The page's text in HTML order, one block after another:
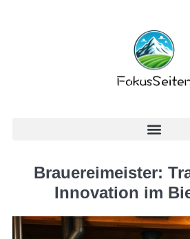
Brauereimeister:
Innovation im